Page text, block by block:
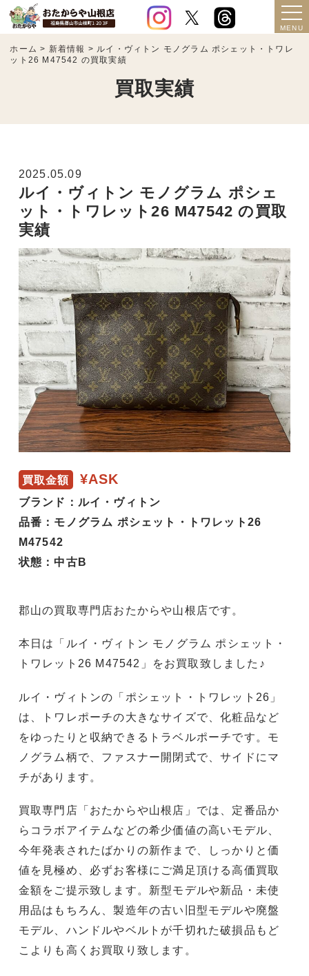
ホーム > 新着情報 > ルイ・ヴィトン モノグラム ポシェット・トワレ
ット26 M47542 の買取実績
買取実績
2025.05.09
ルイ・ヴィトン モノグラム ポシェ
ット・トワレット26 M47542 の買取
実績
買取金額 ¥ASK
ブランド：ルイ・ヴィトン
品番：モノグラム ポシェット・トワレット26
M47542
状態：中古B
郡山の買取専門店おたからや山根店です。
本日は「ルイ・ヴィトン モノグラム ポシェット・
トワレット26 M47542」をお買取致しました♪
ルイ・ヴィトンの「ポシェット・トワレット26」
は、トワレポーチの大きなサイズで、化粧品など
をゆったりと収納できるトラベルポーチです。モ
ノグラム柄で、ファスナー開閉式で、サイドにマ
チがあります。
買取専門店「おたからや山根店」では、定番品か
らコラボアイテムなどの希少価値の高いモデル、
今年発表されたばかりの新作まで、しっかりと価
値を見極め、必ずお客様にご満足頂ける高価買取
金額をご提示致します。新型モデルや新品・未使
用品はもちろん、製造年の古い旧型モデルや廃盤
モデル、ハンドルやベルトが千切れた破損品もど
こよりも高くお買取り致します。